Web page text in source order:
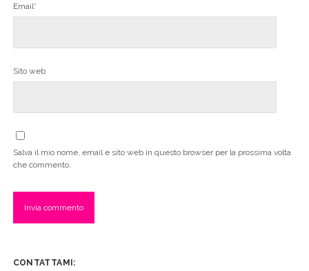
Email*
Sito web
Salva il mio nome, email e sito web in questo browser per la prossima volta
che commento.
CONTATTAMI: